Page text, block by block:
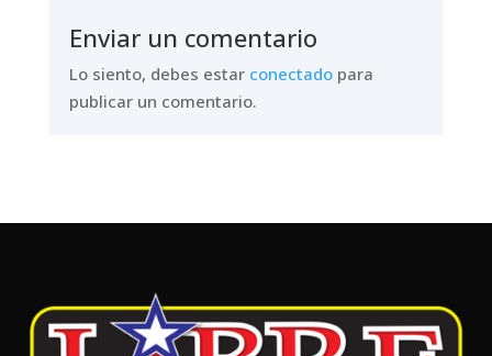
Enviar un comentario
Lo siento, debes estar conectadopara
publicar un comentario.